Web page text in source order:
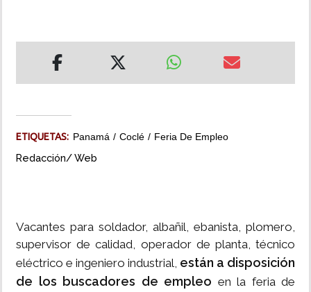
MUNDO
IMPRESO
ETIQUETAS: Panamá Coclé Feria De Empleo
Redacción/ Web
Vacantes para soldador, albañil, ebanista, plomero,
supervisor de calidad, operador de planta, técnico
eléctrico e ingeniero industrial, están a disposición
de los buscadores de empleo en la feria de